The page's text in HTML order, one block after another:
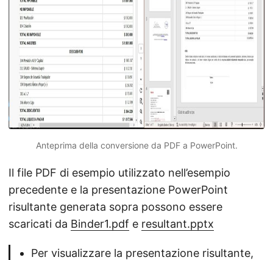
Anteprima della conversione da PDF a PowerPoint.
Il file PDF di esempio utilizzato nell’esempio
precedente e la presentazione PowerPoint
risultante generata sopra possono essere
scaricati da Binder1.pdf e resultant.pptx
Per visualizzare la presentazione risultante,